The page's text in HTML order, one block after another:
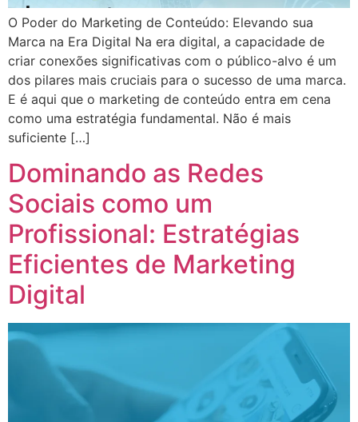
O Poder do Marketing de Conteúdo: Elevando sua
Marca na Era Digital Na era digital, a capacidade de
criar conexões significativas com o público-alvo é um
dos pilares mais cruciais para o sucesso de uma marca.
E é aqui que o marketing de conteúdo entra em cena
como uma estratégia fundamental. Não é mais
suficiente […]
Dominando as Redes
Sociais como um
Profissional: Estratégias
Eficientes de Marketing
Digital